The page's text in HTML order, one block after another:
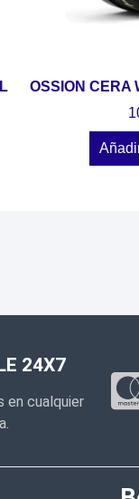
OSSION CERA
24X7
en cualquier